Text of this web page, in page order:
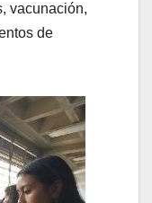
vacunación,
de